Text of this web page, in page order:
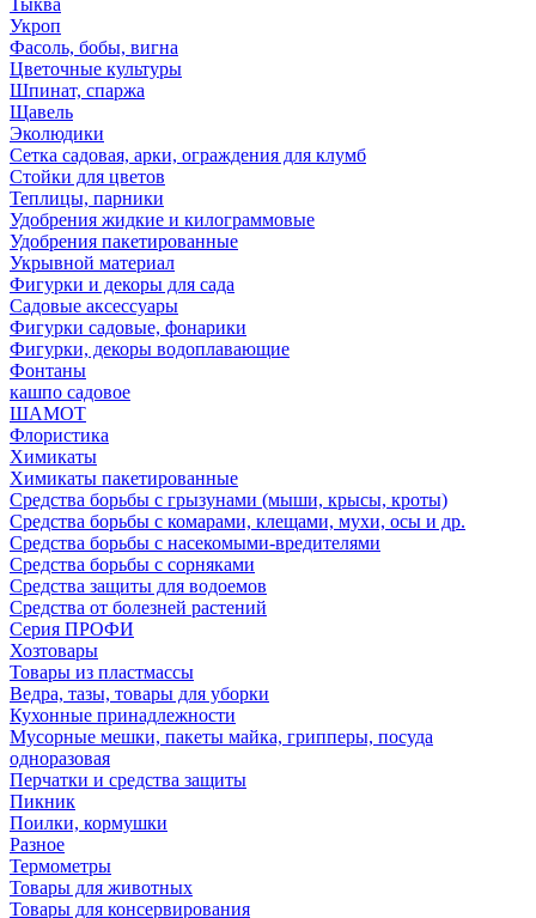
Тыква
Укроп
Фасоль, бобы, вигна
Цветочные культуры
Шпинат, спаржа
Щавель
Эколюдики
Сетка садовая, арки, ограждения для клумб
Стойки для цветов
Теплицы, парники
Удобрения жидкие и килограммовые
Удобрения пакетированные
Укрывной материал
Фигурки и декоры для сада
Садовые аксессуары
Фигурки садовые, фонарики
Фигурки, декоры водоплавающие
Фонтаны
кашпо садовое
ШАМОТ
Флористика
Химикаты
Химикаты пакетированные
Средства борьбы с грызунами (мыши, крысы, кроты)
Средства борьбы с комарами, клещами, мухи, осы и др.
Средства борьбы с насекомыми-вредителями
Средства борьбы с сорняками
Средства защиты для водоемов
Средства от болезней растений
Серия ПРОФИ
Хозтовары
Товары из пластмассы
Ведра, тазы, товары для уборки
Кухонные принадлежности
Мусорные мешки, пакеты майка, грипперы, посуда
одноразовая
Перчатки и средства защиты
Пикник
Поилки, кормушки
Разное
Термометры
Товары для животных
Товары для консервирования